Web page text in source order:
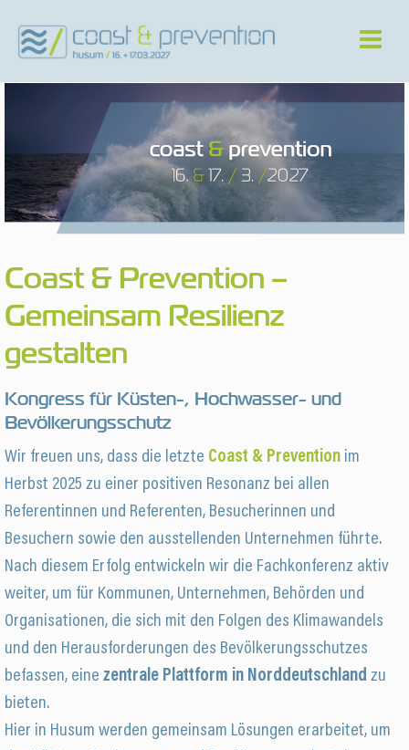
Coast & Prevention –
Gemeinsam Resilienz
gestalten
Kongress für Küsten-, Hochwasser- und
Bevölkerungsschutz
Wir freuen uns, dass die letzte Coast & Prevention im
Herbst 2025 zu einer positiven Resonanz bei allen
Referentinnen und Referenten, Besucherinnen und
Besuchern sowie den ausstellenden Unternehmen führte.
Nach diesem Erfolg entwickeln wir die Fachkonferenz aktiv
weiter, um für Kommunen, Unternehmen, Behörden und
Organisationen, die sich mit den Folgen des Klimawandels
und den Herausforderungen des Bevölkerungsschutzes
befassen, eine zentrale Plattform in Norddeutschland zu
bieten.
Hier in Husum werden gemeinsam Lösungen erarbeitet, um